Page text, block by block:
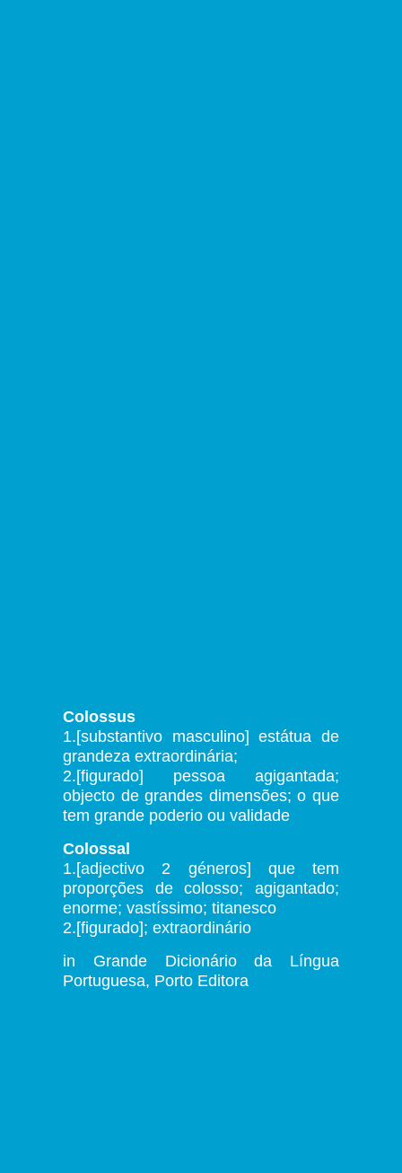
Colossus
1.[substantivo masculino] estátua de
grandeza extraordinária;
2.[figurado] pessoa agigantada;
objecto de grandes dimensões; o que
tem grande poderio ou validade
Colossal
1.[adjectivo 2 géneros] que tem
proporções de colosso; agigantado;
enorme; vastíssimo; titanesco
2.[figurado]; extraordinário
in Grande Dicionário da Língua
Portuguesa, Porto Editora